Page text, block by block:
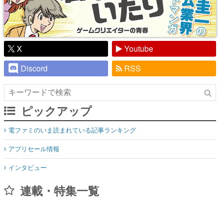
X
Youtube
Discord
RSS
ピックアップ
電ファミのいま読まれている記事ランキング
アプリセール情報
インタビュー
連載・特集一覧